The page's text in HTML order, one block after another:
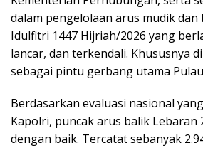
dalam pengelolaan arus mudik dan
Idulfitri 1447 Hijriah/2026 yang
lancar, dan terkendali. Khususnya
sebagai pintu gerbang utama
Berdasarkan evaluasi nasional
Kapolri, puncak arus balik Lebaran
dengan baik. Tercatat sebanyak